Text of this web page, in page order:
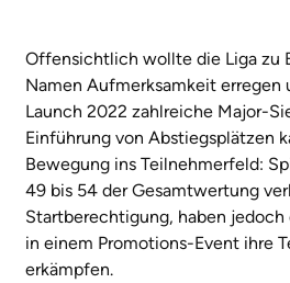
Offensichtlich wollte die Liga zu
Namen Aufmerksamkeit erregen
Launch 2022 zahlreiche Major-
Einführung von Abstiegsplätzen
Bewegung ins Teilnehmerfeld:
49 bis 54 der Gesamtwertung
Startberechtigung, haben
in einem Promotions-Event ihre
erkämpfen.